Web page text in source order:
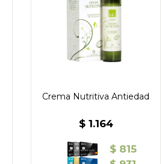
Crema Nutritiva Antiedad
$ 1.164
$ 815